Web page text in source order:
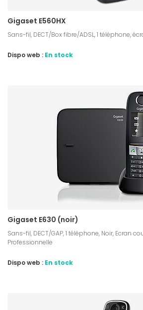
Gigaset E560HX
Sans-fil, DECT/Box fibre/ADSL, 1 téléphone,
Dispo web : En stock
Gigaset E630 (noir)
Sans-fil, DECT/GAP, 1 téléphone, Noir, Ecran
Professionnelle
Dispo web : En stock